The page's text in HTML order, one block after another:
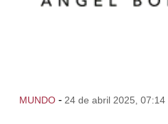
MUNDO - 24 de abril 2025, 07:14